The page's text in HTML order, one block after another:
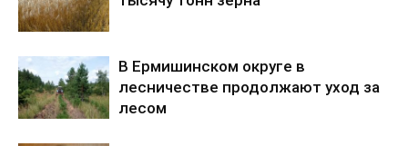
В Ермишинском округе в
лесничестве продолжают уход за
лесом